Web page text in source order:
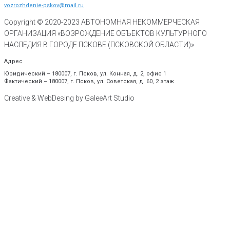
vozrozhdenie-pskov@mail.ru
Copyright © 2020-2023 АВТОНОМНАЯ НЕКОММЕРЧЕСКАЯ
ОРГАНИЗАЦИЯ «ВОЗРОЖДЕНИЕ ОБЪЕКТОВ КУЛЬТУРНОГО
НАСЛЕДИЯ В ГОРОДЕ ПСКОВЕ (ПСКОВСКОЙ ОБЛАСТИ)»
Адрес
Юридический – 180007, г. Псков, ул. Конная, д. 2, офис 1
Фактический – 180007, г. Псков, ул. Советская, д. 60, 2 этаж
Creative & WebDesing by GaleeArt Studio